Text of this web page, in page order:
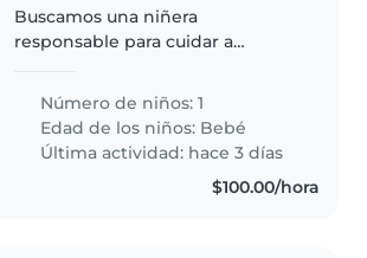
Buscamos una niñera
responsable para cuidar a
meses, es amigable y juguetona.
Que sea cómoda con mascotas y
pueda cuidar en casa. Nos
encantaría platicar..
Número de niños: 1
Edad de los niños: Bebé
Última actividad: hace 3 días
$100.00/hora